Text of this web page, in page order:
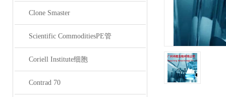
Clone Smaster
Scientific CommoditiesPE管
Coriell Institute细胞
Contrad 70